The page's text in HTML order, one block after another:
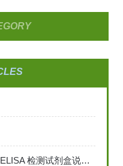
大鼠 白细胞介素-6（IL-6）ELISA 检测试剂盒说明书